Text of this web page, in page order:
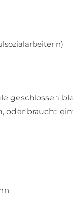
geschlossen
braucht